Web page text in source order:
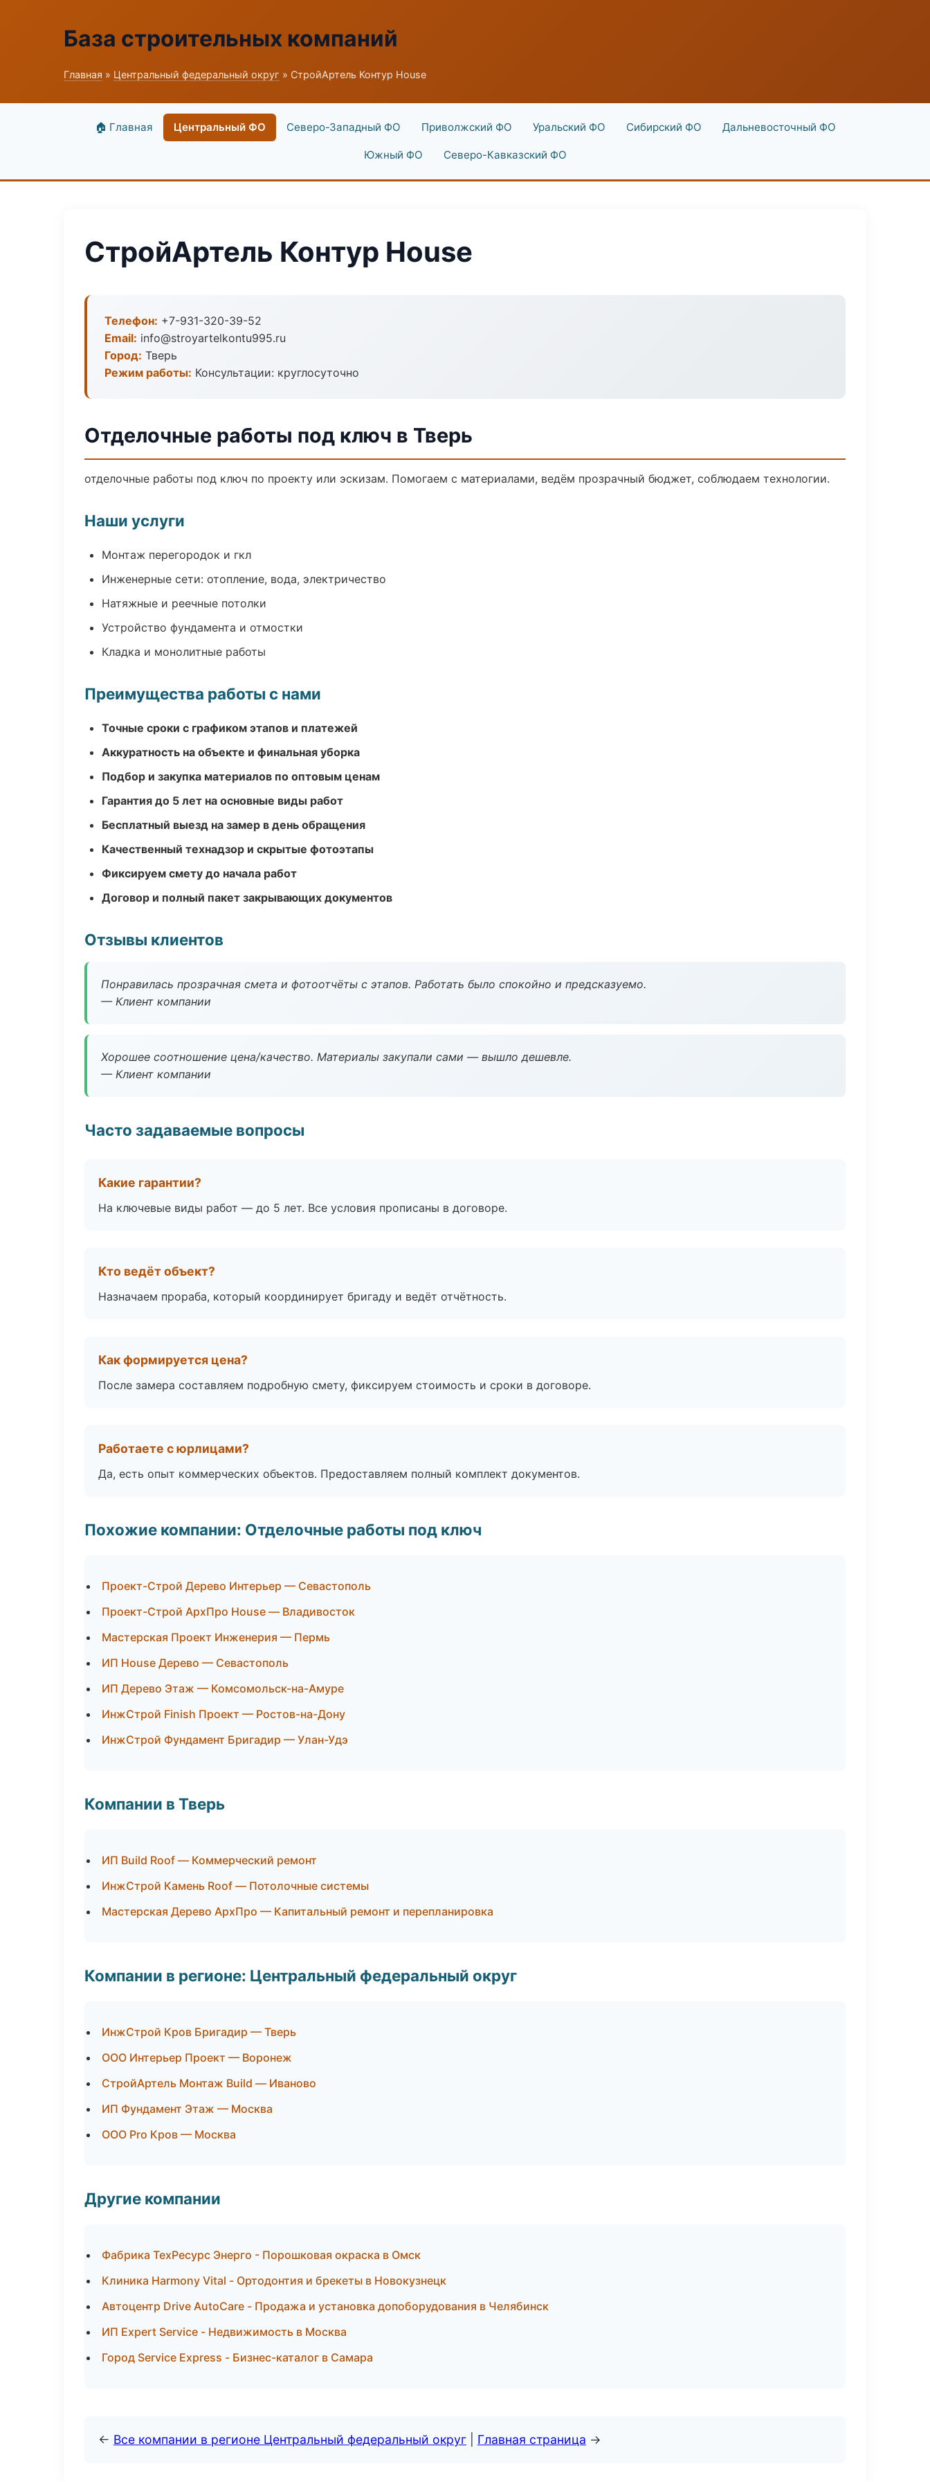
База строительных компаний
Главная » Центральный федеральный округ » СтройАртель Контур House
🏠 Главная Центральный ФО Северо-Западный ФО Приволжский ФО Уральский ФО Сибирский ФО Дальневосточный ФО
Южный ФО Северо-Кавказский ФО
СтройАртель Контур House
Телефон: +7-931-320-39-52
Email: info@stroyartelkontu995.ru
Город: Тверь
Режим работы: Консультации: круглосуточно
Отделочные работы под ключ в Тверь
отделочные работы под ключ по проекту или эскизам. Помогаем с материалами, ведём прозрачный бюджет, соблюдаем технологии.
Наши услуги
Монтаж перегородок и гкл
Инженерные сети: отопление, вода, электричество
Натяжные и реечные потолки
Устройство фундамента и отмостки
Кладка и монолитные работы
Преимущества работы с нами
Точные сроки с графиком этапов и платежей
Аккуратность на объекте и финальная уборка
Подбор и закупка материалов по оптовым ценам
Гарантия до 5 лет на основные виды работ
Бесплатный выезд на замер в день обращения
Качественный технадзор и скрытые фотоэтапы
Фиксируем смету до начала работ
Договор и полный пакет закрывающих документов
Отзывы клиентов
Понравилась прозрачная смета и фотоотчёты с этапов. Работать было спокойно и предсказуемо.
— Клиент компании
Хорошее соотношение цена/качество. Материалы закупали сами — вышло дешевле.
— Клиент компании
Часто задаваемые вопросы
Какие гарантии?
На ключевые виды работ — до 5 лет. Все условия прописаны в договоре.
Кто ведёт объект?
Назначаем прораба, который координирует бригаду и ведёт отчётность.
Как формируется цена?
После замера составляем подробную смету, фиксируем стоимость и сроки в договоре.
Работаете с юрлицами?
Да, есть опыт коммерческих объектов. Предоставляем полный комплект документов.
Похожие компании: Отделочные работы под ключ
Проект-Строй Дерево Интерьер — Севастополь
Проект-Строй АрхПро House — Владивосток
Мастерская Проект Инженерия — Пермь
ИП House Дерево — Севастополь
ИП Дерево Этаж — Комсомольск-на-Амуре
ИнжСтрой Finish Проект — Ростов-на-Дону
ИнжСтрой Фундамент Бригадир — Улан-Удэ
Компании в Тверь
ИП Build Roof — Коммерческий ремонт
ИнжСтрой Камень Roof — Потолочные системы
Мастерская Дерево АрхПро — Капитальный ремонт и перепланировка
Компании в регионе: Центральный федеральный округ
ИнжСтрой Кров Бригадир — Тверь
ООО Интерьер Проект — Воронеж
СтройАртель Монтаж Build — Иваново
ИП Фундамент Этаж — Москва
ООО Pro Кров — Москва
Другие компании
Фабрика ТехРесурс Энерго - Порошковая окраска в Омск
Клиника Harmony Vital - Ортодонтия и брекеты в Новокузнецк
Автоцентр Drive AutoCare - Продажа и установка допоборудования в Челябинск
ИП Expert Service - Недвижимость в Москва
Город Service Express - Бизнес-каталог в Самара
← Все компании в регионе Центральный федеральный округ Главная страница →